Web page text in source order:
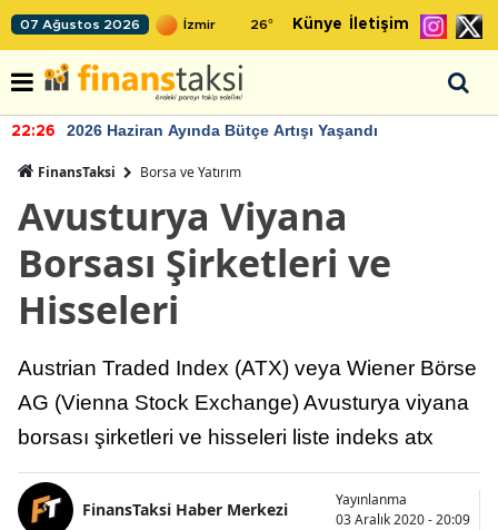
07 Ağustos 2026 26° Künye İletişim
22:26 2026 Haziran Ayında Bütçe Artışı Yaşandı
FinansTaksi Borsa ve Yatırım
Avusturya Viyana
Borsası Şirketleri ve
Hisseleri
Austrian Traded Index (ATX) veya Wiener Börse
AG (Vienna Stock Exchange) Avusturya viyana
borsası şirketleri ve hisseleri liste indeks atx
FinansTaksi Haber Merkezi
Yayınlanma
03 Aralık 2020 - 20:09